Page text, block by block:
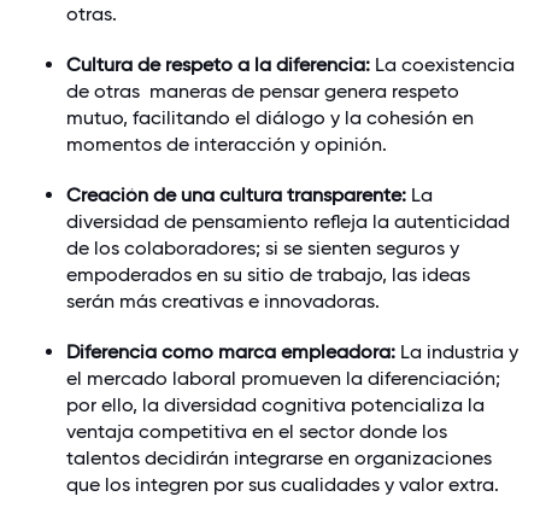
otras.
Cultura de respeto a la diferencia: La coexistencia
de otras maneras de pensar genera respeto
mutuo, facilitando el diálogo y la cohesión en
momentos de interacción y opinión.
Creación de una cultura transparente: La
diversidad de pensamiento refleja la autenticidad
de los colaboradores; si se sienten seguros y
empoderados en su sitio de trabajo, las ideas
serán más creativas e innovadoras.
Diferencia como marca empleadora: La industria y
el mercado laboral promueven la diferenciación;
por ello, la diversidad cognitiva potencializa la
ventaja competitiva en el sector donde los
talentos decidirán integrarse en organizaciones
que los integren por sus cualidades y valor extra.